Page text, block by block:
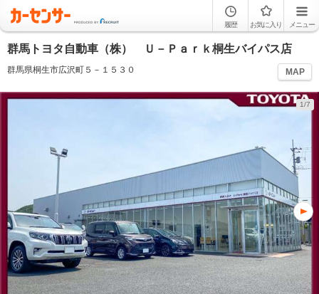
履歴 お気に入り メニュー
群馬トヨタ自動車（株） Ｕ－Ｐａｒｋ桐生バイパス店
群馬県桐生市広沢町５－１５３０ MAP
1/7